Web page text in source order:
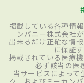
掲載している各種情
ンパニー株式会社
出来るだけ正確な情
に保証
掲載されている医療
必ず該当の医
当サービスによって
ク、およびミーカン